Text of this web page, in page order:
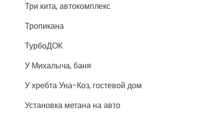
Три кита, автокомплекс
Тропикана
ТурбоДОК
У Михалыча, баня
У хребта Уна-Коз, гостевой дом
Установка метана на авто